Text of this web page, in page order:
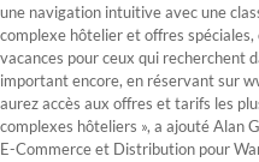
une navigation intuitive avec une
complexe hôtelier et offres
vacances pour ceux qui recherchent
important encore, en réservant sur
aurez accès aux offres et tarifs les
complexes hôteliers », a ajouté Alan
E-Commerce et Distribution pour